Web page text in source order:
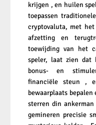
krijgen , en huilen
toepassen
cryptovaluta, met
afzetting en
toewijding van het
speler, laat zien dat
bonus- en
financiële steun ,
bewaarplaats
sterren din
gemineren precisie